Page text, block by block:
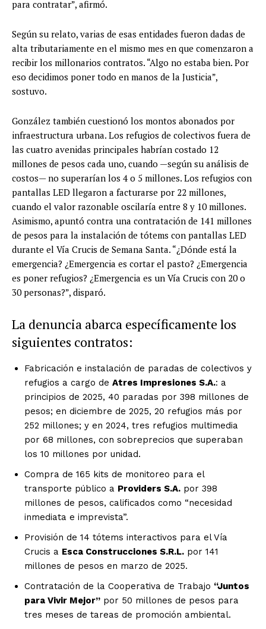
para contratar”, afirmó.
Según su relato, varias de esas entidades fueron dadas de
alta tributariamente en el mismo mes en que comenzaron a
recibir los millonarios contratos. “Algo no estaba bien. Por
eso decidimos poner todo en manos de la Justicia”,
sostuvo.
González también cuestionó los montos abonados por
infraestructura urbana. Los refugios de colectivos fuera de
las cuatro avenidas principales habrían costado 12
millones de pesos cada uno, cuando —según su análisis de
costos— no superarían los 4 o 5 millones. Los refugios con
pantallas LED llegaron a facturarse por 22 millones,
cuando el valor razonable oscilaría entre 8 y 10 millones.
Asimismo, apuntó contra una contratación de 141 millones
de pesos para la instalación de tótems con pantallas LED
durante el Vía Crucis de Semana Santa. “¿Dónde está la
emergencia? ¿Emergencia es cortar el pasto? ¿Emergencia
es poner refugios? ¿Emergencia es un Vía Crucis con 20 o
30 personas?”, disparó.
La denuncia abarca específicamente los
siguientes contratos:
Fabricación e instalación de paradas de colectivos y
refugios a cargo de Atres Impresiones S.A.: a
principios de 2025, 40 paradas por 398 millones de
pesos; en diciembre de 2025, 20 refugios más por
252 millones; y en 2024, tres refugios multimedia
por 68 millones, con sobreprecios que superaban
los 10 millones por unidad.
Compra de 165 kits de monitoreo para el
transporte público a Providers S.A. por 398
millones de pesos, calificados como “necesidad
inmediata e imprevista”.
Provisión de 14 tótems interactivos para el Vía
Crucis a Esca Construcciones S.R.L. por 141
millones de pesos en marzo de 2025.
Contratación de la Cooperativa de Trabajo “Juntos
para Vivir Mejor” por 50 millones de pesos para
tres meses de tareas de promoción ambiental.